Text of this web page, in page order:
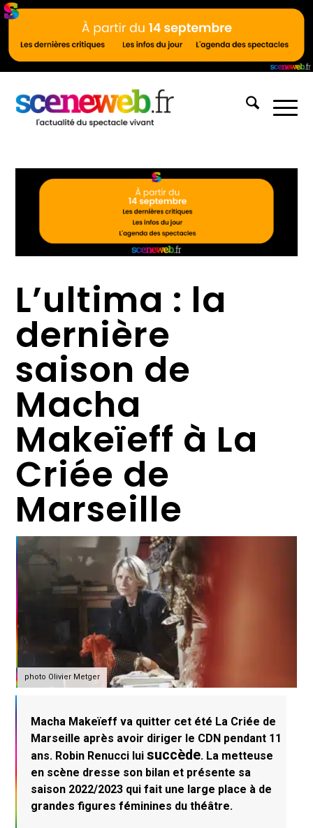
L’ultima : la
dernière
saison de
Macha
Makeïeff à La
Criée de
Marseille
photo Olivier Metger
Macha Makeïeff va quitter cet été La Criée de
Marseille après avoir diriger le CDN pendant 11
ans. Robin Renucci luisuccède. La metteuse
en scène dresse son bilan et présente sa
saison 2022/2023 qui fait une large place à de
grandes figures féminines du théâtre.